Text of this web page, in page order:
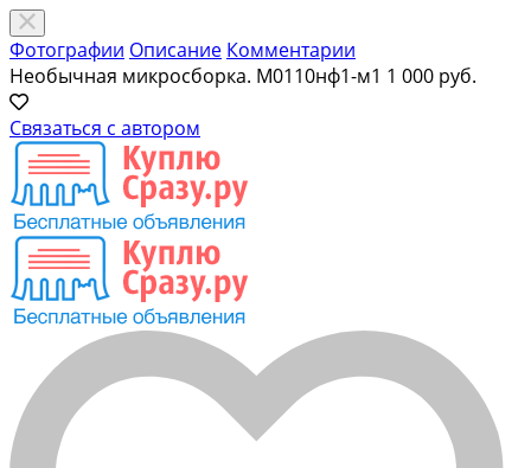
Фотографии Описание Комментарии
Необычная микросборка. М0110нф1-м1 1 000 руб.
Связаться с автором